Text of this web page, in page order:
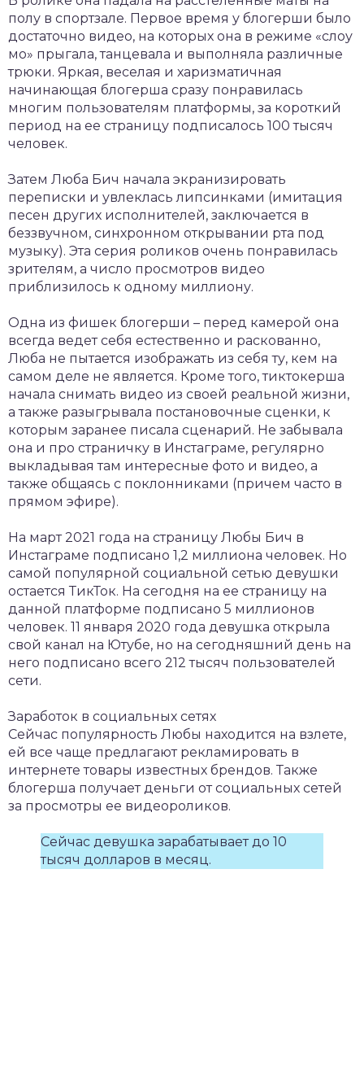
полу в спортзале. Первое время у блогерши было
достаточно видео, на которых она в режиме «слоу
мо» прыгала, танцевала и выполняла различные
трюки. Яркая, веселая и харизматичная
начинающая блогерша сразу понравилась
многим пользователям платформы, за короткий
период на ее страницу подписалось 100 тысяч
человек.
Затем Люба Бич начала экранизировать
переписки и увлеклась липсинками (имитация
песен других исполнителей, заключается в
беззвучном, синхронном открывании рта под
музыку). Эта серия роликов очень понравилась
зрителям, а число просмотров видео
приблизилось к одному миллиону.
Одна из фишек блогерши – перед камерой она
всегда ведет себя естественно и раскованно,
Люба не пытается изображать из себя ту, кем на
самом деле не является. Кроме того, тиктокерша
начала снимать видео из своей реальной жизни,
а также разыгрывала постановочные сценки, к
которым заранее писала сценарий. Не забывала
она и про страничку в Инстаграме, регулярно
выкладывая там интересные фото и видео, а
также общаясь с поклонниками (причем часто в
прямом эфире).
На март 2021 года на страницу Любы Бич в
Инстаграме подписано 1,2 миллиона человек. Но
самой популярной социальной сетью девушки
остается ТикТок. На сегодня на ее страницу на
данной платформе подписано 5 миллионов
человек. 11 января 2020 года девушка открыла
свой канал на Ютубе, но на сегодняшний день на
него подписано всего 212 тысяч пользователей
сети.
Заработок в социальных сетях
Сейчас популярность Любы находится на взлете,
ей все чаще предлагают рекламировать в
интернете товары известных брендов. Также
блогерша получает деньги от социальных сетей
за просмотры ее видеороликов.
Сейчас девушка зарабатывает до 10
тысяч долларов в месяц.